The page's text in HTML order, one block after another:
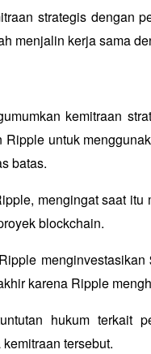
strategis dengan
menjalin kerja sama
kemitraan
untuk
batas.
mengingat saat
blockchain.
karena Ripple
hukum terkait
tersebut.